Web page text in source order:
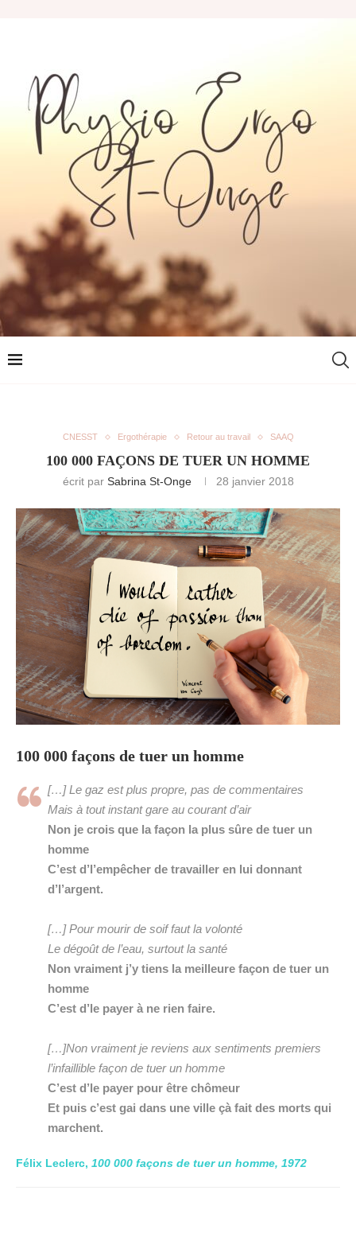
CNESST Ergothérapie Retour au travail SAAQ
100 000 FAÇONS DE TUER UN HOMME
écrit par Sabrina St-Onge 28 janvier 2018
100 000 façons de tuer un homme
[…] Le gaz est plus propre, pas de commentaires
Mais à tout instant gare au courant d’air
Non je crois que la façon la plus sûre de tuer un
homme
C’est d’l’empêcher de travailler en lui donnant
d’l’argent.
[…] Pour mourir de soif faut la volonté
Le dégoût de l’eau, surtout la santé
Non vraiment j’y tiens la meilleure façon de tuer un
homme
C’est d’le payer à ne rien faire.
[…]Non vraiment je reviens aux sentiments premiers
l’infaillible façon de tuer un homme
C’est d’le payer pour être chômeur
Et puis c’est gai dans une ville çà fait des morts qui
marchent.
Félix Leclerc, 100 000 façons de tuer un homme, 1972